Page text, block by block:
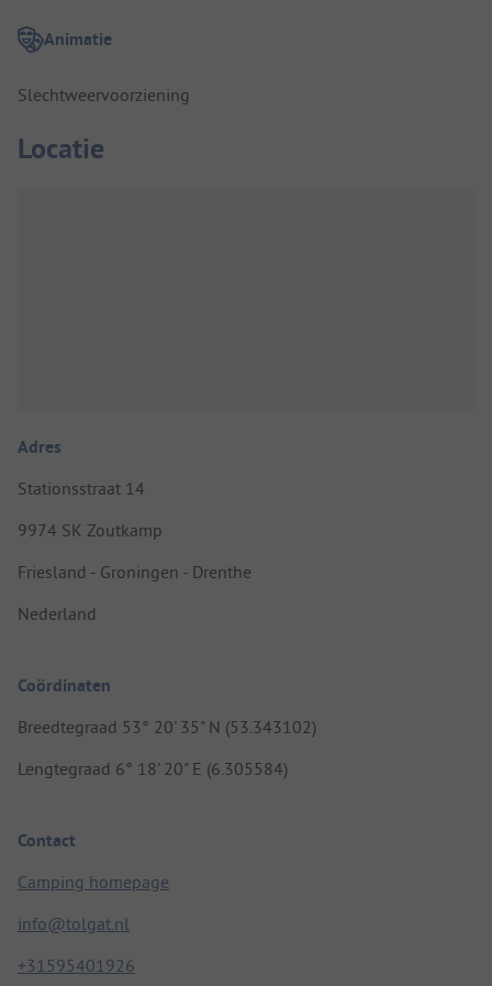
Animatie
Slechtweervoorziening
Locatie
Adres
Stationsstraat 14
9974 SK Zoutkamp
Friesland - Groningen - Drenthe
Nederland
Coördinaten
Breedtegraad 53° 20' 35" N (53.343102)
Lengtegraad 6° 18' 20" E (6.305584)
Contact
Camping homepage
info@tolgat.nl
+31595401926